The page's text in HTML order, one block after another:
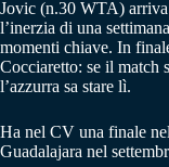
Jovic (n.30 WTA) arriva
l’inerzia di una
momenti chiave. In
Cocciaretto: se il match
l’azzurra sa stare lì.
Ha nel CV una finale
Guadalajara nel